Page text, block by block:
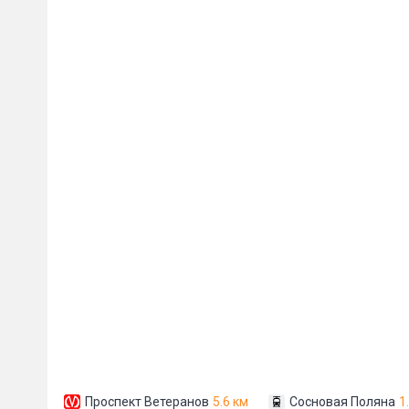
Проспект Ветеранов 5.6 км
Сосновая Поляна